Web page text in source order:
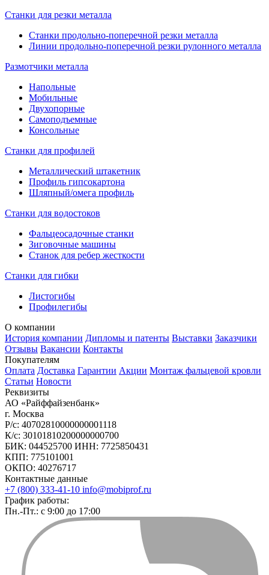
Станки для резки металла
Станки продольно-поперечной резки металла
Линии продольно-поперечной резки рулонного металла
Размотчики металла
Напольные
Мобильные
Двухопорные
Самоподъемные
Консольные
Станки для профилей
Металлический штакетник
Профиль гипсокартона
Шляпный/омега профиль
Станки для водостоков
Фальцеосадочные станки
Зиговочные машины
Станок для ребер жесткости
Станки для гибки
Листогибы
Профилегибы
О компании
История компании Дипломы и патенты Выставки Заказчики
Отзывы Вакансии Контакты
Покупателям
Оплата Доставка Гарантии Акции Монтаж фальцевой кровли
Статьи Новости
Реквизиты
АО «Райффайзенбанк»
г. Москва
Р/с: 40702810000000001118
К/с: 30101810200000000700
БИК: 044525700 ИНН: 7725850431
КПП: 775101001
ОКПО: 40276717
Контактные данные
+7 (800) 333-41-10 info@mobiprof.ru
График работы:
Пн.-Пт.: с 9:00 до 17:00